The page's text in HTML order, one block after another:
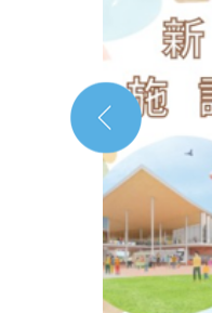
目
の
ス
ラ
イ
ド